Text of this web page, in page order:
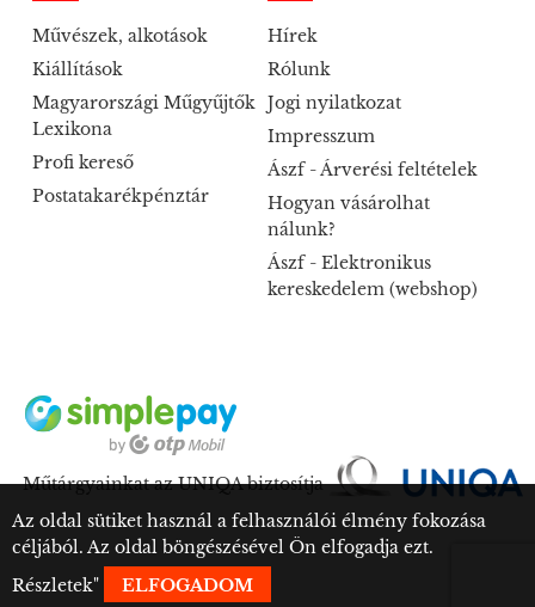
Művészek, alkotások
Kiállítások
Magyarországi Műgyűjtők
Lexikona
Profi kereső
Postatakarékpénztár
Hírek
Rólunk
Jogi nyilatkozat
Impresszum
Ászf - Árverési feltételek
Hogyan vásárolhat
nálunk?
Ászf - Elektronikus
kereskedelem (webshop)
Műtárgyainkat az UNIQA biztosítja
Az oldal sütiket használ a felhasználói élmény fokozása
céljából. Az oldal böngészésével Ön elfogadja ezt.
Részletek" ELFOGADOM